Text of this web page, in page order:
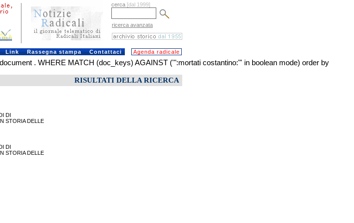
cerca [dal 1999]
ricerca avanzata
Link Rassegna stampa Contattaci Agenda radicale
. WHERE MATCH (doc_keys) AGAINST ('":mortati costantino:"' in boolean mode) order by
RISULTATI DELLA RICERCA
DI
STORIA DELLE
DI
STORIA DELLE